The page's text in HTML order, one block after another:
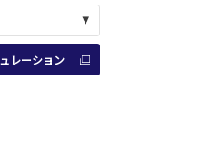
レーション